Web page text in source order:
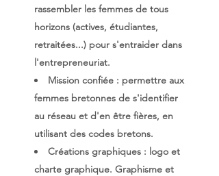
rassembler les femmes de tous
horizons (actives, étudiantes,
retraitées...) pour s'entraider dans
l'entrepreneuriat.
Mission confiée : permettre aux
femmes bretonnes de s'identifier
au réseau et d'en être fières, en
utilisant des codes bretons.
Créations graphiques : logo et
charte graphique. Graphisme et